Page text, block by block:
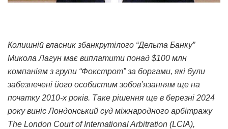
Колишній власник збанкрутілого “Дельта Банку”
Микола Лагун має виплатити понад $100 млн
компаніям з групи “Фокстрот” за боргами, які були
забезпечені його особистим зобовʼязанням ще на
початку 2010-х років. Таке рішення ще в березні 2024
року виніс Лондонський суд міжнародного арбітражу
The London Court of International Arbitration (LCIA),